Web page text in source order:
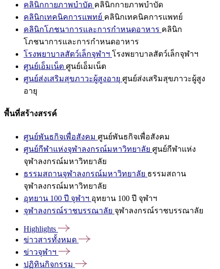
คลินิกกายภาพบำบัด คลินิกกายภาพบำบัด
คลินิกเทคนิคการแพทย์ คลินิกเทคนิคการแพทย์
คลินิกโภชนาการและการกำหนดอาหาร คลินิก
โภชนาการและการกำหนดอาหาร
โรงพยาบาลสัตว์เล็กจุฬาฯ โรงพยาบาลสัตว์เล็กจุฬาฯ
ศูนย์เอ็มเน็ต ศูนย์เอ็มเน็ต
ศูนย์ส่งเสริมสุขภาวะผู้สูงอายุ ศูนย์ส่งเสริมสุขภาวะผู้สูง
อายุ
พื้นที่สร้างสรรค์
ศูนย์พันธกิจเพื่อสังคม ศูนย์พันธกิจเพื่อสังคม
ศูนย์กีฬาแห่งจุฬาลงกรณ์มหาวิทยาลัย ศูนย์กีฬาแห่ง
จุฬาลงกรณ์มหาวิทยาลัย
ธรรมสถานจุฬาลงกรณ์มหาวิทยาลัย ธรรมสถาน
จุฬาลงกรณ์มหาวิทยาลัย
อุทยาน 100 ปี จุฬาฯ อุทยาน 100 ปี จุฬาฯ
จุฬาลงกรณ์ราชบรรณาลัย จุฬาลงกรณ์ราชบรรณาลัย
Highlights
ข่าวสารทั้งหมด
ข่าวจุฬาฯ
ปฏิทินกิจกรรม